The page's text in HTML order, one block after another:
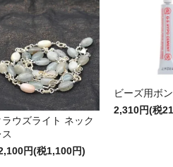
ラウズライト ネック
ス
円(税1,100円)
ビーズ用ボ
2,310円(税